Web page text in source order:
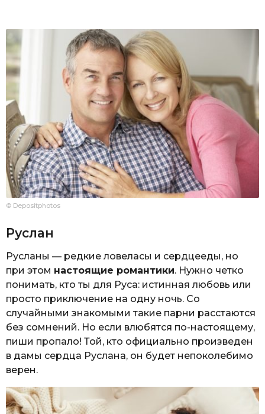
© Depositphotos
Руслан
Русланы — редкие ловеласы и сердцееды, но
при этом настоящие романтики. Нужно четко
понимать, кто ты для Руса: истинная любовь или
просто приключение на одну ночь. Со
случайными знакомыми такие парни расстаются
без сомнений. Но если влюбятся по-настоящему,
пиши пропало! Той, кто официально произведен
в дамы сердца Руслана, он будет непоколебимо
верен.